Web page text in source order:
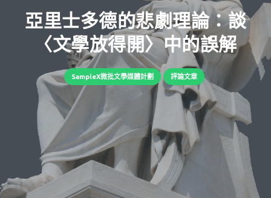
亞里士多德的悲劇理論：談
〈文學放得開〉中的誤解
SampleX微批文學媒體計劃 評論文章